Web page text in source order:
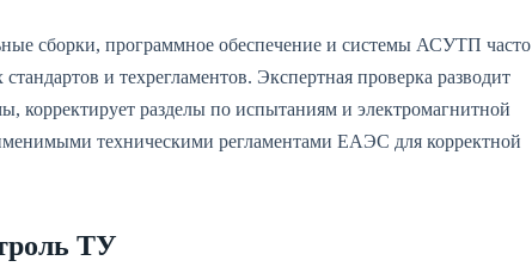
сборки, программное обеспечение и системы АСУТП часто
и техрегламентов. Экспертная проверка разводит
корректирует разделы по испытаниям и электромагнитной
техническими регламентами ЕАЭС для корректной
ТУ